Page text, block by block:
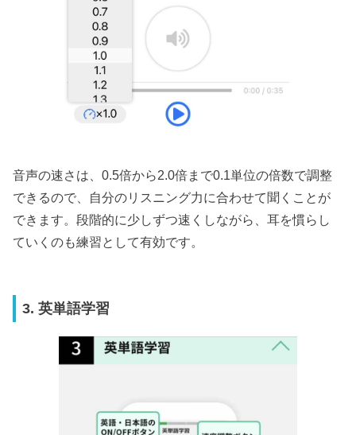
音声の速さは、0.5倍から2.0倍まで0.1単位の倍数で調整
できるので、自分のリスニング力に合わせて聞くことが
できます。段階的に少しずつ速くしながら、耳を慣らし
ていくのも練習として有効です。
3. 英単語学習